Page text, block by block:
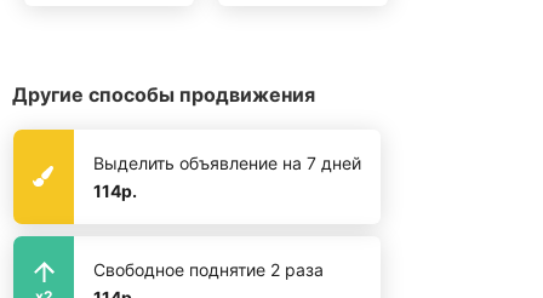
Другие способы продвижения
Выделить объявление на 7 дней
114р.
Свободное поднятие 2 раза